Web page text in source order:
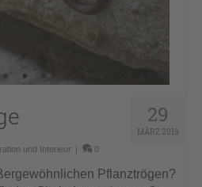
29
MÄRZ 2019
und Interieur | 0
Pflanztrögen?